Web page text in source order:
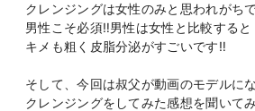
クレンジングは女性のみと思われがち
男性こそ必須‼️男性は女性と比較すると
キメも粗く皮脂分泌がすごいです‼️
そして、今回は叔父が動画のモデルに
クレンジングをしてみた感想を聞いて